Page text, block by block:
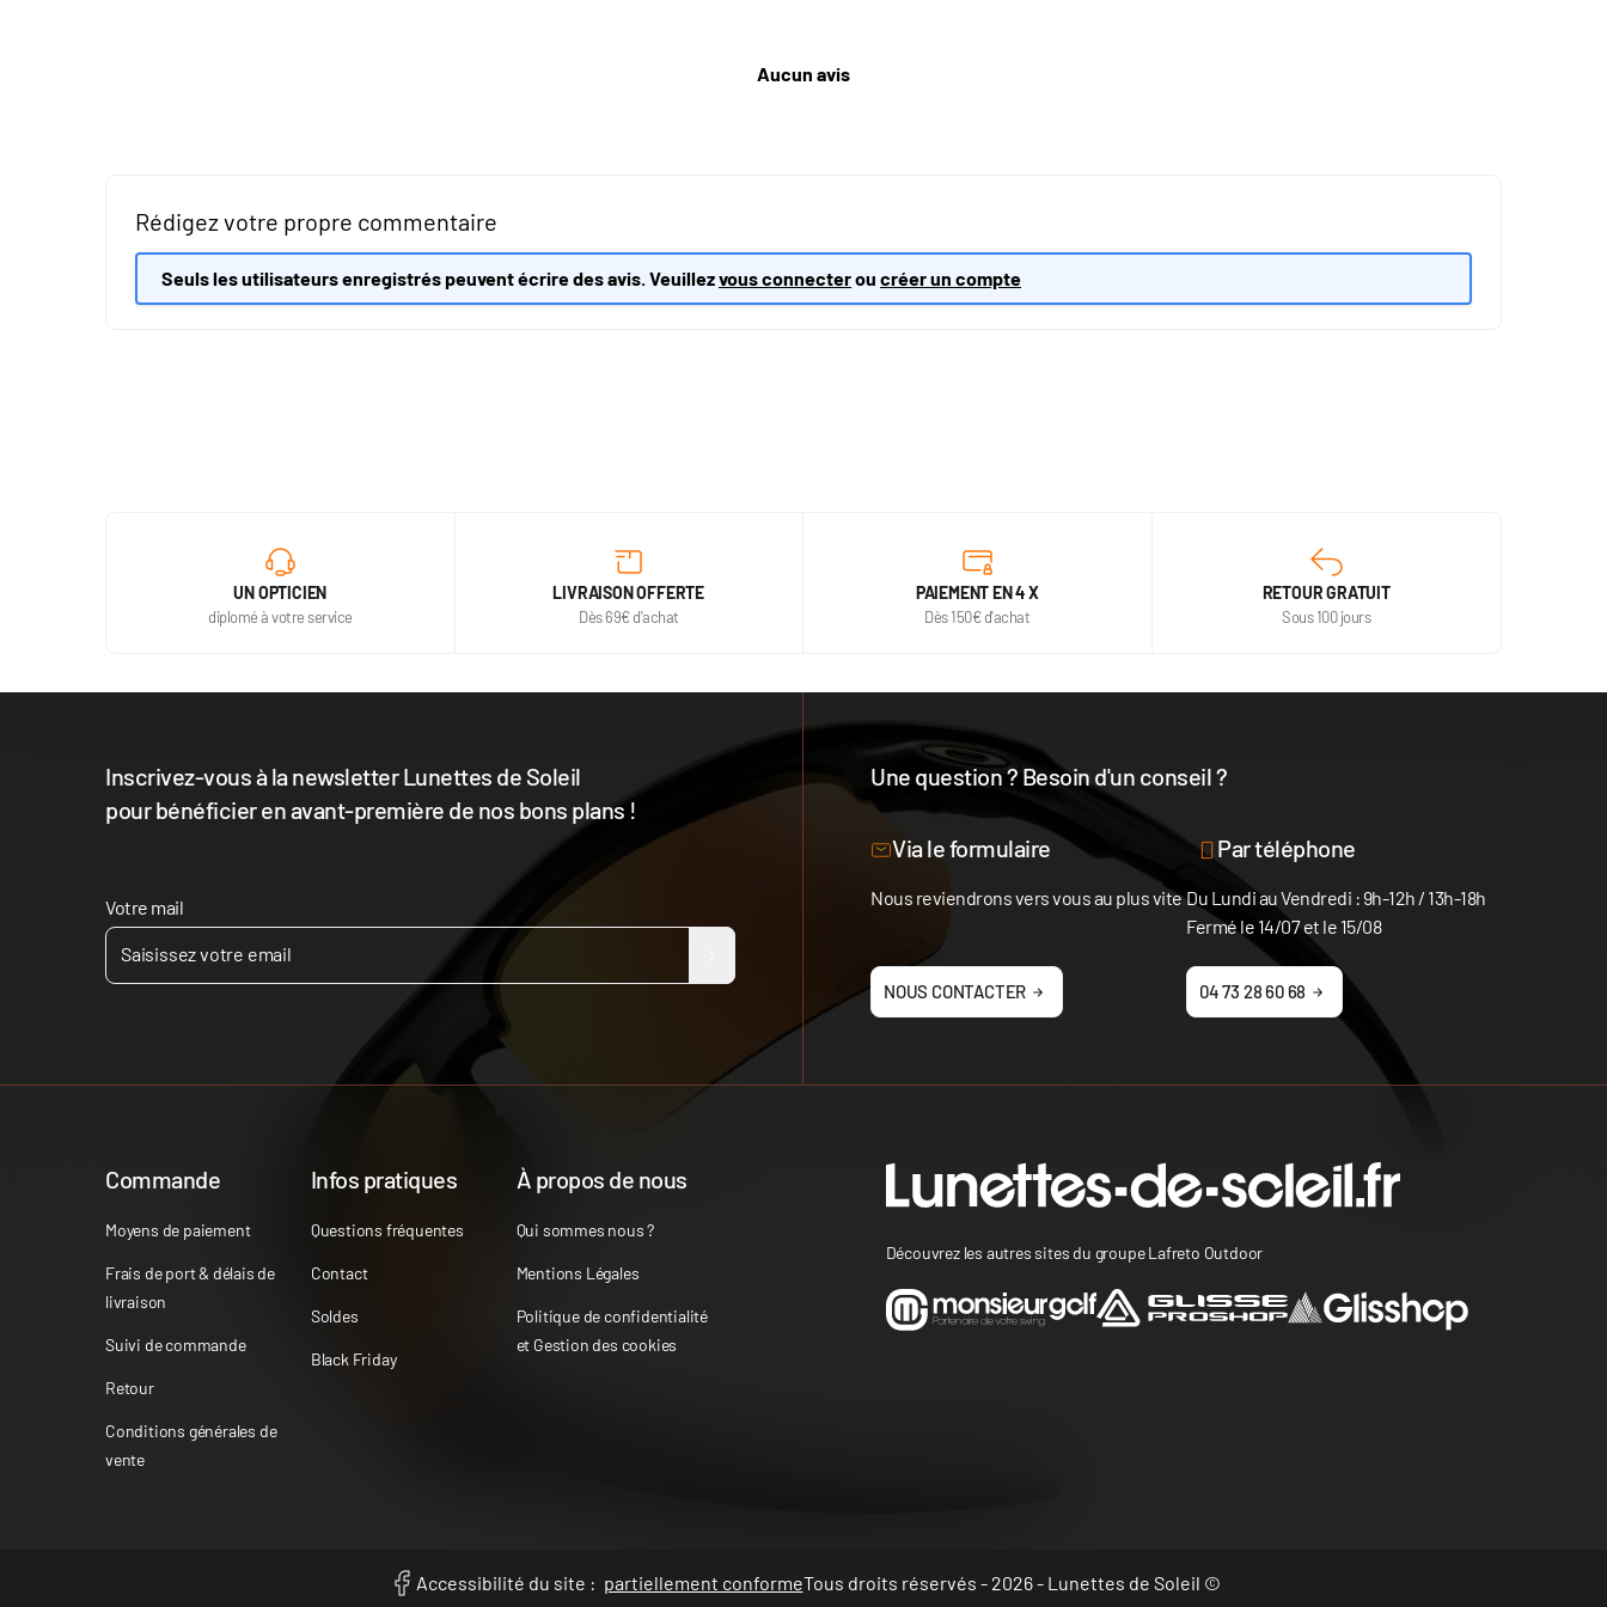
Aucun avis
Rédigez votre propre commentaire
Seuls les utilisateurs enregistrés peuvent écrire des avis. Veuillezvous connecterou créer un compte
UN OPTICIEN
diplomé à votre service
LIVRAISON OFFERTE
Dès 69€ d'achat
PAIEMENT EN 4 X
Dès 150€ d'achat
RETOUR GRATUIT
Sous 100 jours
Inscrivez-vous à la newsletter Lunettes de Soleil
pour bénéficier en avant-première de nos bons plans !
Votre mail
Une question ? Besoin d'un conseil ?
Notre équipe est à votre disposition
Via le formulaire Par téléphone
Nous reviendrons vers vous au plus vite
NOUS CONTACTER
Du Lundi au Vendredi : 9h-12h / 13h-18h
Fermé le 14/07 et le 15/08
04 73 28 60 68
Commande
Moyens de paiement
Frais de port & délais de
livraison
Suivi de commande
Retour
Conditions générales de
vente
Infos pratiques
Questions fréquentes
Contact
Soldes
Black Friday
À propos de nous
Qui sommes nous ?
Mentions Légales
Politique de confidentialité
et Gestion des cookies
Découvrez les autres sites du groupe Lafreto Outdoor
Accessibilité du site : partiellement conformeTous droits réservés - 2026 - Lunettes de Soleil ©